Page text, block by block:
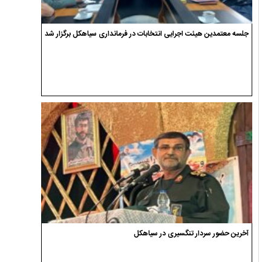
جلسه معتمدین هیئت اجرایی انتخابات در فرمانداری سیاهکل برگزار شد
آخرین حضور سردار تنگسیری در سیاهکل